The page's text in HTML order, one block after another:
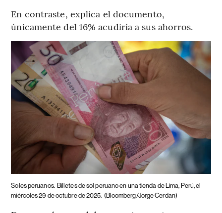
En contraste, explica el documento,
únicamente del 16% acudiría a sus ahorros.
Soles peruanos. Billetes de sol peruano en una tienda de Lima, Perú, el
miércoles 29 de octubre de 2025. (Bloomberg/Jorge Cerdan)